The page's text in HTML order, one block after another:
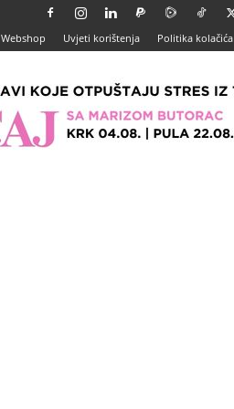
Webshop Uvjeti korištenja Politika kolačića